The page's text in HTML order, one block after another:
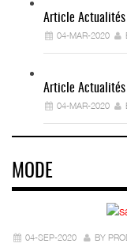
Article Actualités
04-MAR-2020
Article
04-MAR-2020
MODE
04-SEP-2020 BY